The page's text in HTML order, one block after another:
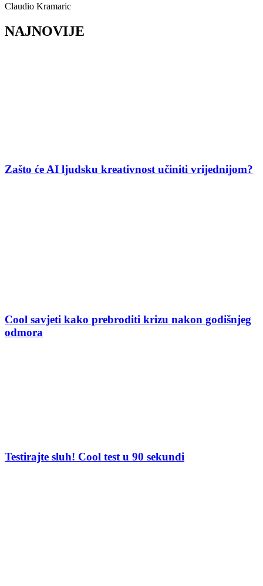
Claudio Kramaric
NAJNOVIJE
Zašto će AI ljudsku kreativnost učiniti vrijednijom?
Cool savjeti kako prebroditi krizu nakon godišnjeg
odmora
Testirajte sluh! Cool test u 90 sekundi